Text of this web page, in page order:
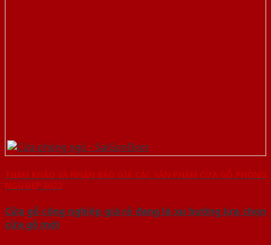
THAM KHẢO VÀ NHẬN BÁO GIÁ CÁC SẢN PHẨM CỬA GỖ PHÒNG
NGỦ ĐẸP 2022
Cửa gỗ công nghiệp giá rẻ đang là xu hướng lựa chọn
cửa gỗ mới